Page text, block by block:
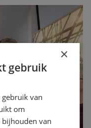
×
gebruik
van
om
van